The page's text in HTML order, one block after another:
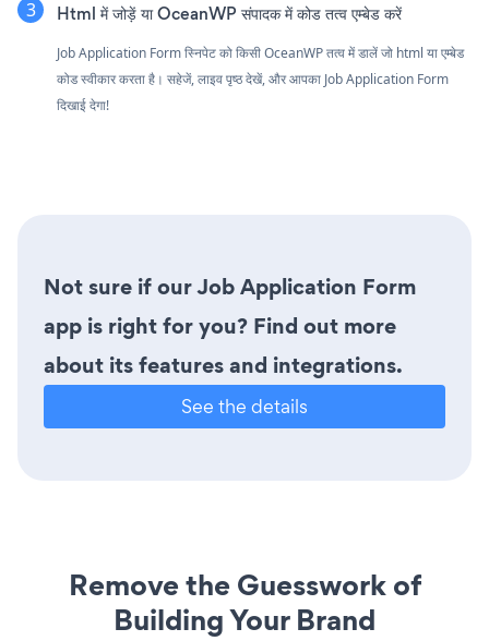
Html में जोड़ें या OceanWP संपादक में कोड तत्व एम्बेड करें
Job Application Form स्निपेट को किसी OceanWP तत्व में डालें जो html या एम्बेड
कोड स्वीकार करता है। सहेजें, लाइव पृष्ठ देखें, और आपका Job Application Form
दिखाई देगा!
Not sure if our Job Application Form
app is right for you? Find out more
about its features and integrations.
See the details
Remove the Guesswork of
Building Your Brand